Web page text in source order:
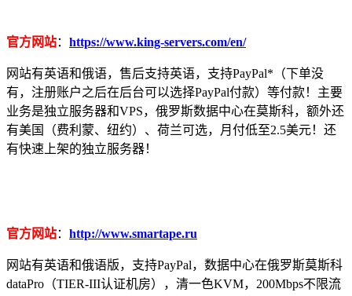
官方网站： https://www.king-servers.com/en/
网站有英语和俄语，售后支持英语，支持PayPal*（下单没
有，注册账户之后在后台可以选择PayPal付款）等付款！主要
业务是独立服务器和VPS，俄罗斯数据中心在莫斯科，额外还
有美国（费利蒙、纽约）、荷兰可选，月付低至2.5美元！还
有快速上架的独立服务器！
官方网站： http://www.smartape.ru
网站有英语和俄语版，支持PayPal，数据中心在俄罗斯莫斯科
dataPro（TIER-III认证机房），清一色KVM，200Mbps不限流